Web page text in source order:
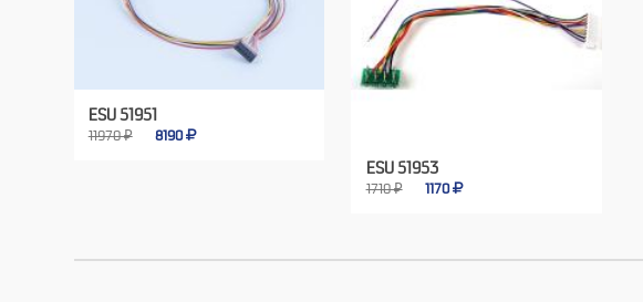
ESU 51951
11970 ₽ 8190
ESU 51953
1710 ₽ 1170